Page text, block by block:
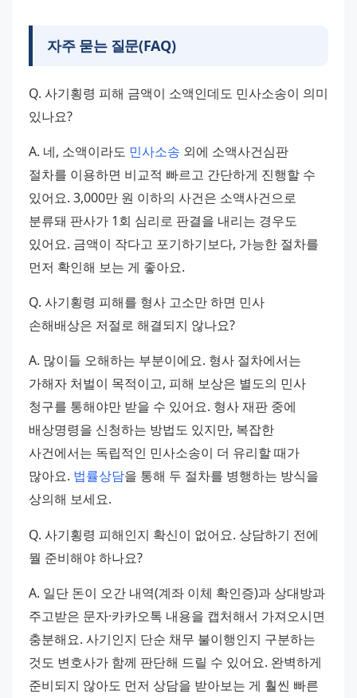
자주 묻는 질문(FAQ)
Q. 사기횡령 피해 금액이 소액인데도 민사소송이 의미
있나요?
A. 네, 소액이라도 민사소송 외에 소액사건심판
절차를 이용하면 비교적 빠르고 간단하게 진행할 수
있어요. 3,000만 원 이하의 사건은 소액사건으로
분류돼 판사가 1회 심리로 판결을 내리는 경우도
있어요. 금액이 작다고 포기하기보다, 가능한 절차를
먼저 확인해 보는 게 좋아요.
Q. 사기횡령 피해를 형사 고소만 하면 민사
손해배상은 저절로 해결되지 않나요?
A. 많이들 오해하는 부분이에요. 형사 절차에서는
가해자 처벌이 목적이고, 피해 보상은 별도의 민사
청구를 통해야만 받을 수 있어요. 형사 재판 중에
배상명령을 신청하는 방법도 있지만, 복잡한
사건에서는 독립적인 민사소송이 더 유리할 때가
많아요. 법률상담을 통해 두 절차를 병행하는 방식을
상의해 보세요.
Q. 사기횡령 피해인지 확신이 없어요. 상담하기 전에
뭘 준비해야 하나요?
A. 일단 돈이 오간 내역(계좌 이체 확인증)과 상대방과
주고받은 문자·카카오톡 내용을 캡처해서 가져오시면
충분해요. 사기인지 단순 채무 불이행인지 구분하는
것도 변호사가 함께 판단해 드릴 수 있어요. 완벽하게
준비되지 않아도 먼저 상담을 받아보는 게 훨씬 빠른